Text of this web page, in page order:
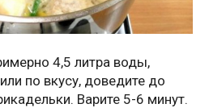
4,5 литра воды,
по вкусу, доведите до
Варите 5-6 минут.